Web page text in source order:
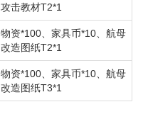
攻击教材T2*1
物资*100、家具币*10、航母
改造图纸T2*1
物资*100、家具币*10、航母
改造图纸T3*1